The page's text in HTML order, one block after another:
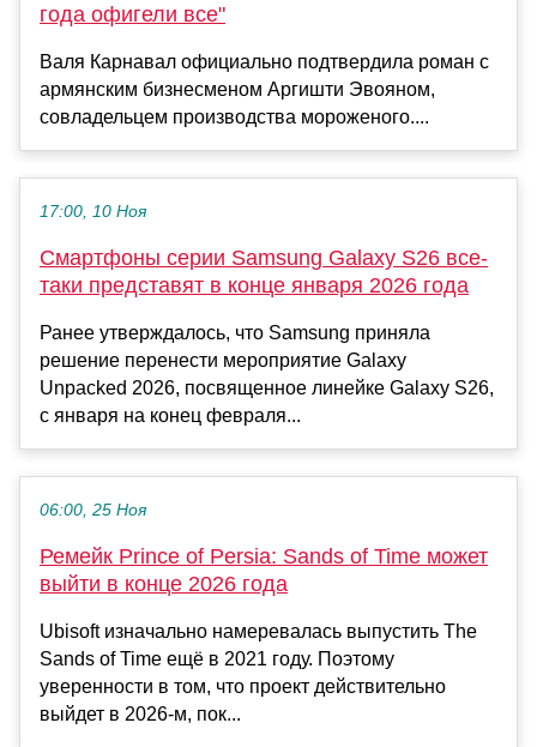
года офигели все"
Валя Карнавал официально подтвердила роман с
армянским бизнесменом Аргишти Эвояном,
совладельцем производства мороженого....
17:00, 10 Ноя
Смартфоны серии Samsung Galaxy S26 все-
таки представят в конце января 2026 года
Ранее утверждалось, что Samsung приняла
решение перенести мероприятие Galaxy
Unpacked 2026, посвященное линейке Galaxy S26,
с января на конец февраля...
06:00, 25 Ноя
Ремейк Prince of Persia: Sands of Time может
выйти в конце 2026 года
Ubisoft изначально намеревалась выпустить The
Sands of Time ещё в 2021 году. Поэтому
уверенности в том, что проект действительно
выйдет в 2026-м, пок...